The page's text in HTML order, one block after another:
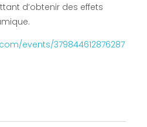
d’obtenir des effets
events/379844612876287